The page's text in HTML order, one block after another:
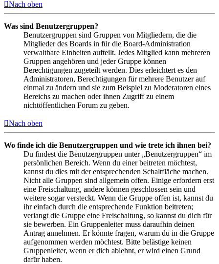
Nach oben
Was sind Benutzergruppen?
Benutzergruppen sind Gruppen von Mitgliedern, die die
Mitglieder des Boards in für die Board-Administration
verwaltbare Einheiten aufteilt. Jedes Mitglied kann mehreren
Gruppen angehören und jeder Gruppe können
Berechtigungen zugeteilt werden. Dies erleichtert es den
Administratoren, Berechtigungen für mehrere Benutzer auf
einmal zu ändern und sie zum Beispiel zu Moderatoren eines
Bereichs zu machen oder ihnen Zugriff zu einem
nichtöffentlichen Forum zu geben.
Nach oben
Wo finde ich die Benutzergruppen und wie trete ich ihnen bei?
Du findest die Benutzergruppen unter „Benutzergruppen“ im
persönlichen Bereich. Wenn du einer beitreten möchtest,
kannst du dies mit der entsprechenden Schaltfläche machen.
Nicht alle Gruppen sind allgemein offen. Einige erfordern erst
eine Freischaltung, andere können geschlossen sein und
weitere sogar versteckt. Wenn die Gruppe offen ist, kannst du
ihr einfach durch die entsprechende Funktion beitreten;
verlangt die Gruppe eine Freischaltung, so kannst du dich für
sie bewerben. Ein Gruppenleiter muss daraufhin deinen
Antrag annehmen. Er könnte fragen, warum du in die Gruppe
aufgenommen werden möchtest. Bitte belästige keinen
Gruppenleiter, wenn er dich ablehnt, er wird einen Grund
dafür haben.